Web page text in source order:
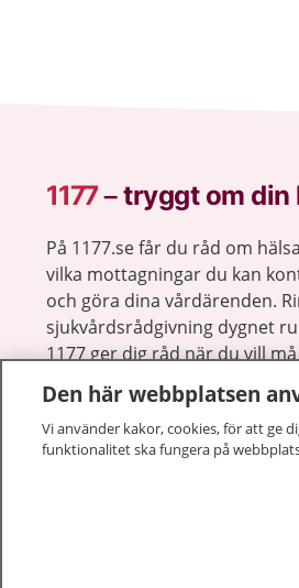
1177–tryggt om din
På 1177.se får du råd om
vilka mottagningar du kan
och göra dina vårdärenden.
sjukvårdsrådgivning dygnet
1177 ger dig råd när du vill
Den här webbplatsen
Vi använder kakor, cookies, för att ge
funktionalitet ska fungera på